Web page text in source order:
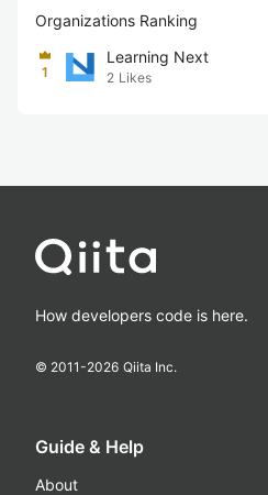
Organizations Ranking
1
Learning Next
2 Likes
How developers code is here.
© 2011-2026 Qiita Inc.
Guide & Help
About